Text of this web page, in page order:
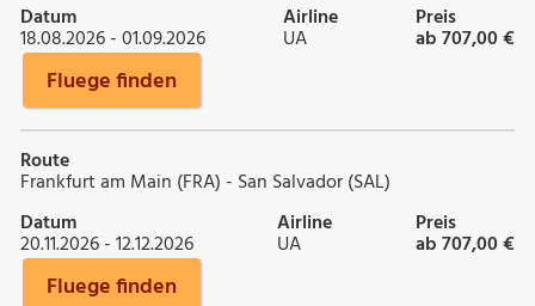
Datum
18.08.2026 - 01.09.2026
Airline
UA
Preis
ab 707,00 €
Fluege finden
Route
Frankfurt am Main (FRA) - San Salvador (SAL)
Datum
20.11.2026 - 12.12.2026
Airline
UA
Preis
ab 707,00 €
Fluege finden